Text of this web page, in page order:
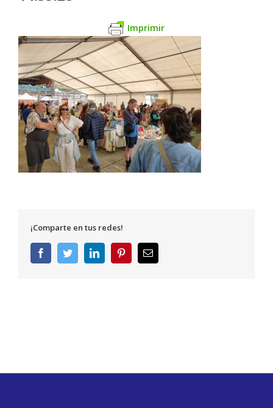
Imprimir
¡Comparte en tus redes!
FacebookTwitterLinkedInPinterestCorreo
electrónico